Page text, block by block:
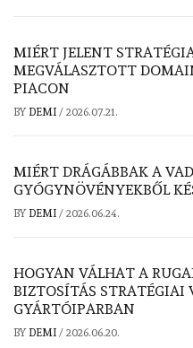
MIÉRT JELENT
MEGVÁLASZTOTT
PIACON
BY DEMI / 2026.07.21.
MIÉRT DRÁGÁBBAK A
GYÓGYNÖVÉNYEKBŐL
BY DEMI / 2026.06.24.
HOGYAN VÁLHAT A
BIZTOSÍTÁS STRATÉGIAI
GYÁRTÓIPARBAN
BY DEMI / 2026.06.20.